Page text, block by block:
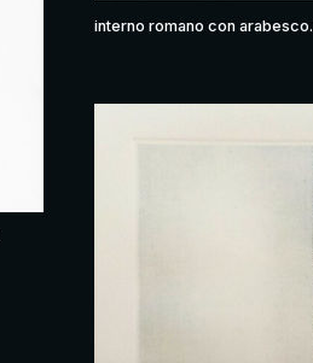
interno romano con arabesco.